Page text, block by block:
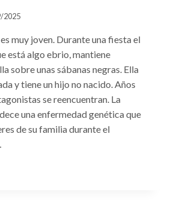
2025
muy joven. Durante una fiesta el
está algo ebrio, mantiene
sobre unas sábanas negras. Ella
y tiene un hijo no nacido. Años
se reencuentran. La
una enfermedad genética que
de su familia durante el